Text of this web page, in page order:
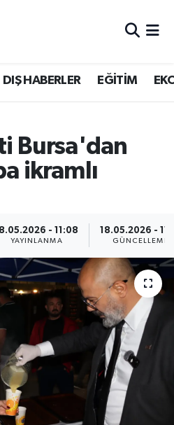
DIŞ HABERLER EĞİTİM
Bursa'dan
ikramlı
- 11:08
YAYINLANMA
18.05.2026 -
GÜNCELLEME